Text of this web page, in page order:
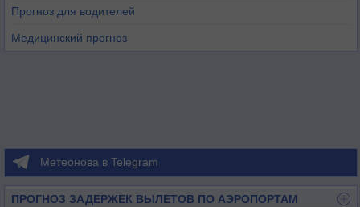
Прогноз для водителей
Медицинский прогноз
Метеонова в Telegram
ПРОГНОЗ ЗАДЕРЖЕК ВЫЛЕТОВ ПО АЭРОПОРТАМ